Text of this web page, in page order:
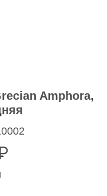
Amphora,